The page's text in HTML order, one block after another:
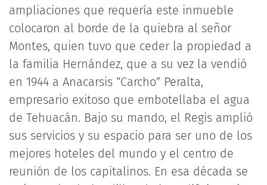
ampliaciones que requería este inmueble
colocaron al borde de la quiebra al señor
Montes, quien tuvo que ceder la propiedad a
la familia Hernández, que a su vez la vendió
en 1944 a Anacarsis “Carcho” Peralta,
empresario exitoso que embotellaba el agua
de Tehuacán. Bajo su mando, el Regis amplió
sus servicios y su espacio para ser uno de los
mejores hoteles del mundo y el centro de
reunión de los capitalinos. En esa década se